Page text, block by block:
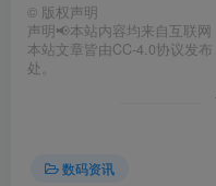
© 版权声明
声明📢本站内容均来自互联网
本站文章皆由CC-4.0协议发
处。
数码资讯